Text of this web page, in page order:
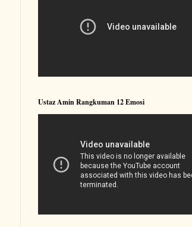
Ustaz Amin Rangkuman 12 Emosi